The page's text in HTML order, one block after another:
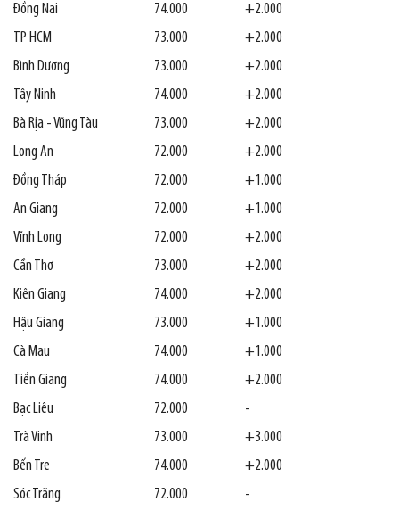
Đồng Nai
74.000
+2.000
TP HCM
73.000
+2.000
Bình Dương
73.000
+2.000
Tây Ninh
74.000
+2.000
Bà Rịa - Vũng Tàu
73.000
+2.000
Long An
72.000
+2.000
Đồng Tháp
72.000
+1.000
An Giang
72.000
+1.000
Vĩnh Long
72.000
+2.000
Cần Thơ
73.000
+2.000
Kiên Giang
74.000
+2.000
Hậu Giang
73.000
+1.000
Cà Mau
74.000
+1.000
Tiền Giang
74.000
+2.000
Bạc Liêu
72.000
-
Trà Vinh
73.000
+3.000
Bến Tre
74.000
+2.000
Sóc Trăng
72.000 -